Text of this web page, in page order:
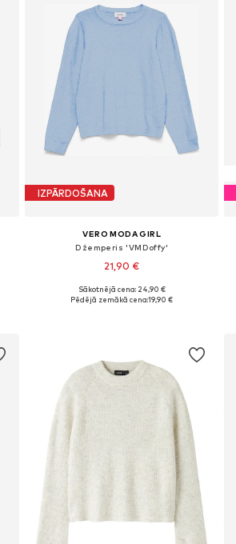
IZPĀRDOŠANA
VERO MODA GIRL
Džemperis 'VMDoffy'
21,90 €
Pieejamie izmēri: 134-140, 146-152, 158-164
Sākotnējā cena: 24,90 €
Pēdējā zemākā cena:19,90 €